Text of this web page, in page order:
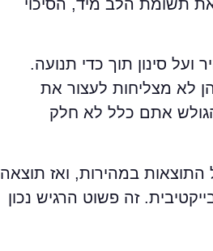
תשומת הלב מיד, הסיכוי
ועל סינון תוך כדי תנועה.
לא מצליחות לעצור את
אתם כלל לא חלק
במהירות, ואז תוצאה
זה פשוט הרגיש נכון